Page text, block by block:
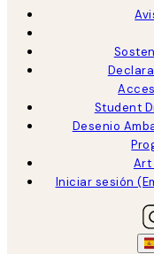
Student
Desenio
Art
Iniciar sesión